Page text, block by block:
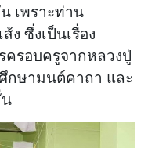
เพราะท่าน
ง ซึ่งเป็นเรื่อง
รอบครูจากหลวงปู่
กษามนต์คาถา และ